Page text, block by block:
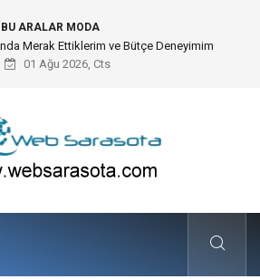
ARALAR MODA
Merak Ettiklerim ve Bütçe Deneyimim
01 Ağu 2026, Cts